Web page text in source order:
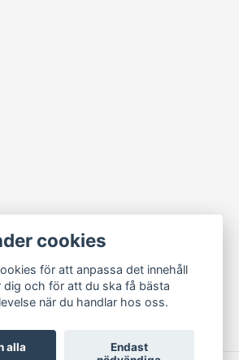
cookies
för att anpassa det innehåll
dig och för att du ska få bästa
när du handlar hos oss.
alla
Endast